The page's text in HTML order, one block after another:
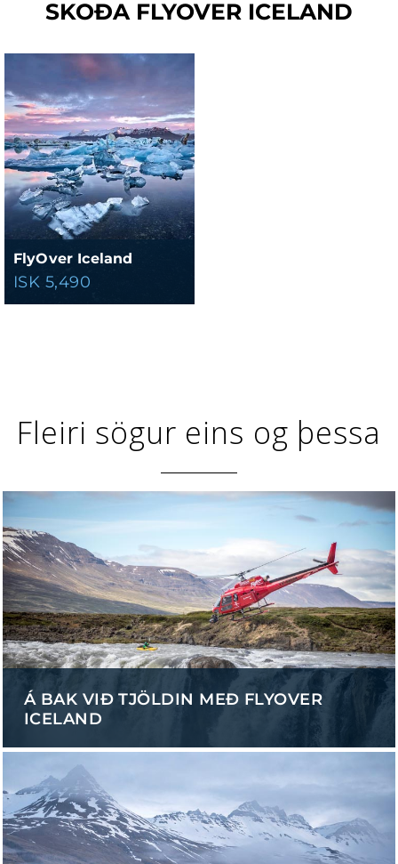
SKOÐA FLYOVER ICELAND
FlyOver Iceland
ISK 5,490
Fleiri sögur eins og þessa
Á BAK VIÐ TJÖLDIN MEÐ FLYOVER
ICELAND